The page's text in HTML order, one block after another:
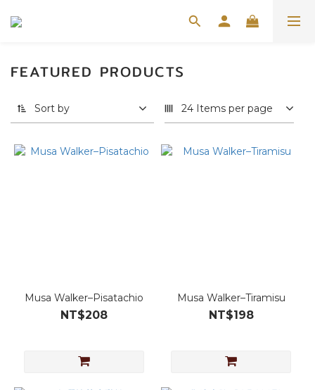
FEATURED PRODUCTS
Sort by 24 Items per page
Musa Walker–Pisatachio
NT$208
Musa Walker–Tiramisu
NT$198